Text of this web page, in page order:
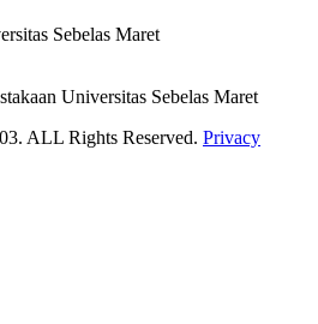
Sebelas Maret
Universitas Sebelas Maret
ALL Rights Reserved. Privacy